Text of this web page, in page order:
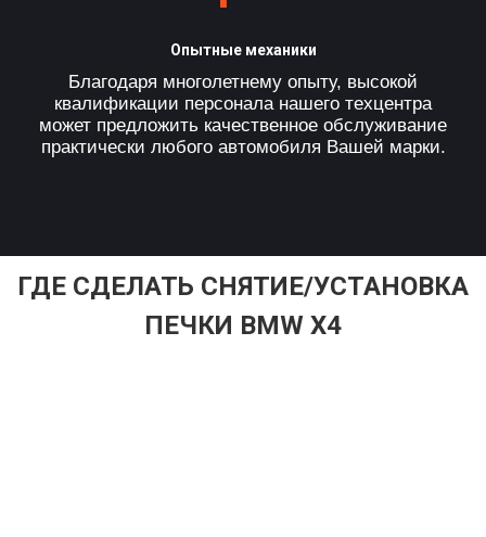
Опытные механики
Благодаря многолетнему опыту, высокой
квалификации персонала нашего техцентра
может предложить качественное обслуживание
практически любого автомобиля Вашей марки.
ГДЕ СДЕЛАТЬ СНЯТИЕ/УСТАНОВКА
ПЕЧКИ BMW X4